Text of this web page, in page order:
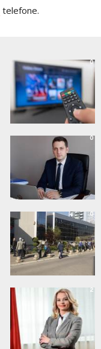
telefone.
0
0
0
2